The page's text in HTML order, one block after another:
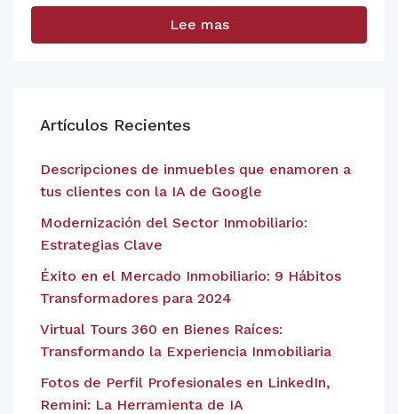
Lee mas
Artículos Recientes
Descripciones de inmuebles que enamoren a
tus clientes con la IA de Google
Modernización del Sector Inmobiliario:
Estrategias Clave
Éxito en el Mercado Inmobiliario: 9 Hábitos
Transformadores para 2024
Virtual Tours 360 en Bienes Raíces:
Transformando la Experiencia Inmobiliaria
Fotos de Perfil Profesionales en LinkedIn,
Remini: La Herramienta de IA